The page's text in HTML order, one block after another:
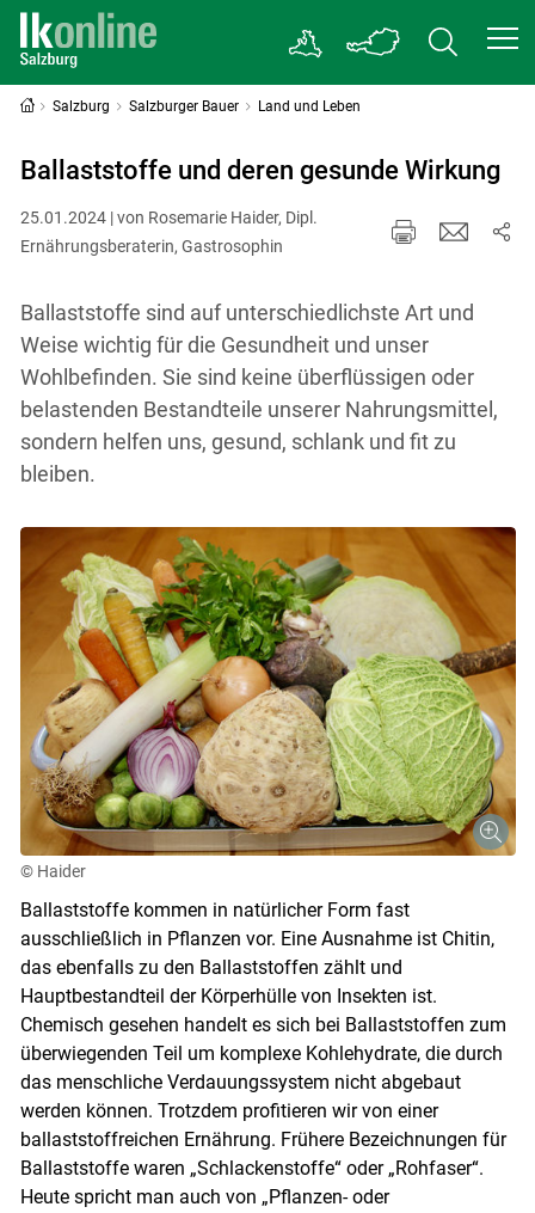
Salzburg Salzburger Bauer Land und Leben
Ballaststoffe und deren gesunde Wirkung
25.01.2024 | von Rosemarie Haider, Dipl.
Ernährungsberaterin, Gastrosophin
Ballaststoffe sind auf unterschiedlichste Art und
Weise wichtig für die Gesundheit und unser
Wohlbefinden. Sie sind keine überflüssigen oder
belastenden Bestandteile unserer Nahrungsmittel,
sondern helfen uns, gesund, schlank und fit zu
bleiben.
© Haider
Ballaststoffe kommen in natürlicher Form fast
ausschließlich in Pflanzen vor. Eine Ausnahme ist Chitin,
das ebenfalls zu den Ballaststoffen zählt und
Hauptbestandteil der Körperhülle von Insekten ist.
Chemisch gesehen handelt es sich bei Ballaststoffen zum
überwiegenden Teil um komplexe Kohlehydrate, die durch
das menschliche Verdauungssystem nicht abgebaut
werden können. Trotzdem profitieren wir von einer
ballaststoffreichen Ernährung. Frühere Bezeichnungen für
Ballaststoffe waren „Schlackenstoffe“ oder „Rohfaser“.
Heute spricht man auch von „Pflanzen- oder